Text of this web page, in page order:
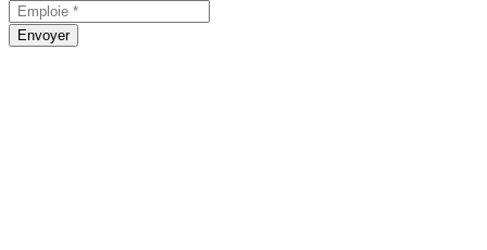
Envoyer